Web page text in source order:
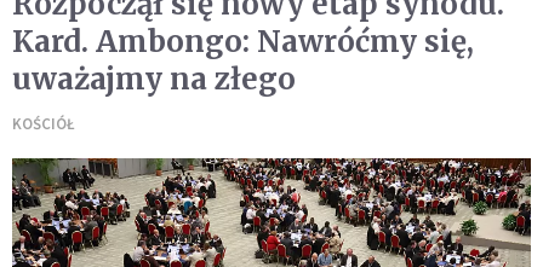
Kard. Ambongo: Nawróćmy się,
uważajmy na złego
KOŚCIÓŁ